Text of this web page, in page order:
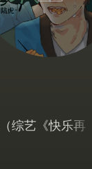
综艺《快乐再